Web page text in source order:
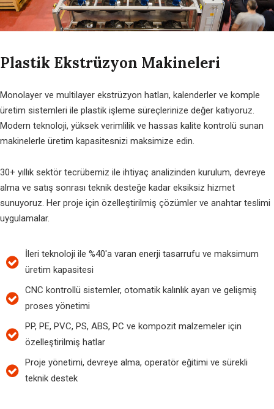
Plastik Ekstrüzyon Makineleri
Monolayer ve multilayer ekstrüzyon hatları, kalenderler ve komple
üretim sistemleri ile plastik işleme süreçlerinize değer katıyoruz.
Modern teknoloji, yüksek verimlilik ve hassas kalite kontrolü sunan
makinelerle üretim kapasitesnizi maksimize edin.
30+ yıllık sektör tecrübemiz ile ihtiyaç analizinden kurulum, devreye
alma ve satış sonrası teknik desteğe kadar eksiksiz hizmet
sunuyoruz. Her proje için özelleştirilmiş çözümler ve anahtar teslimi
uygulamalar.
İleri teknoloji ile %40'a varan enerji tasarrufu ve maksimum
üretim kapasitesi
CNC kontrollü sistemler, otomatik kalınlık ayarı ve gelişmiş
proses yönetimi
PP, PE, PVC, PS, ABS, PC ve kompozit malzemeler için
özelleştirilmiş hatlar
Proje yönetimi, devreye alma, operatör eğitimi ve sürekli
teknik destek